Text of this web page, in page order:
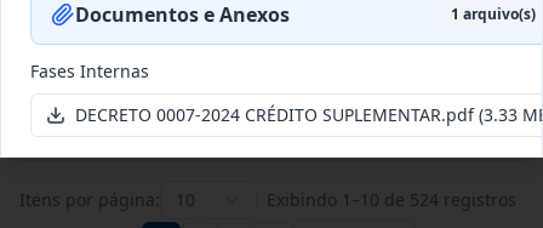
-/- DEC nº 079/2026
Data:21/07/2026 Ver detalhes
Itens por página: 10 Exibindo 1 –10 de 524 registros
Documentos e Anexos 1 arquivo(s)
Fases Internas
DECRETO 0007-2024 CRÉDITO SUPLEMENTAR.pdf(3.33